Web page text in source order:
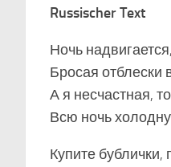
Russischer Text
Ночь
Бросая отблески
А я несчастная,
Всю ночь
Купите бублички,